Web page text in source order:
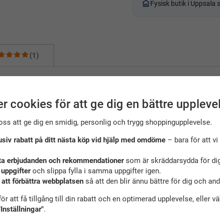
Fysisk butik i Uppsala
(1)
och konstsim
perfekt för dig som älskar simning eller konstsim! Denna
passform. Med en kombination av hållbart latex och
din näsa för bästa komfort och passform.
stål och tåligt latex för långvarig användning.
konstsim, vattenpolo och fritidsbad.
smälter in naturligt (nyansen kan variera).
cookies för att ge dig en bättre
att ge dig en smidig, personlig och trygg shoppingupplevelse.
rabatt på ditt nästa köp vid hjälp med omdöme– bara för att vi
erbjudanden och rekommendationersom är skräddarsydda för
och slippa fylla i samma uppgifter igen.
förbättra webbplatsenså att den blir ännu bättre för dig och
att få tillgång till din rabatt och en optimerad upplevelse, eller
.